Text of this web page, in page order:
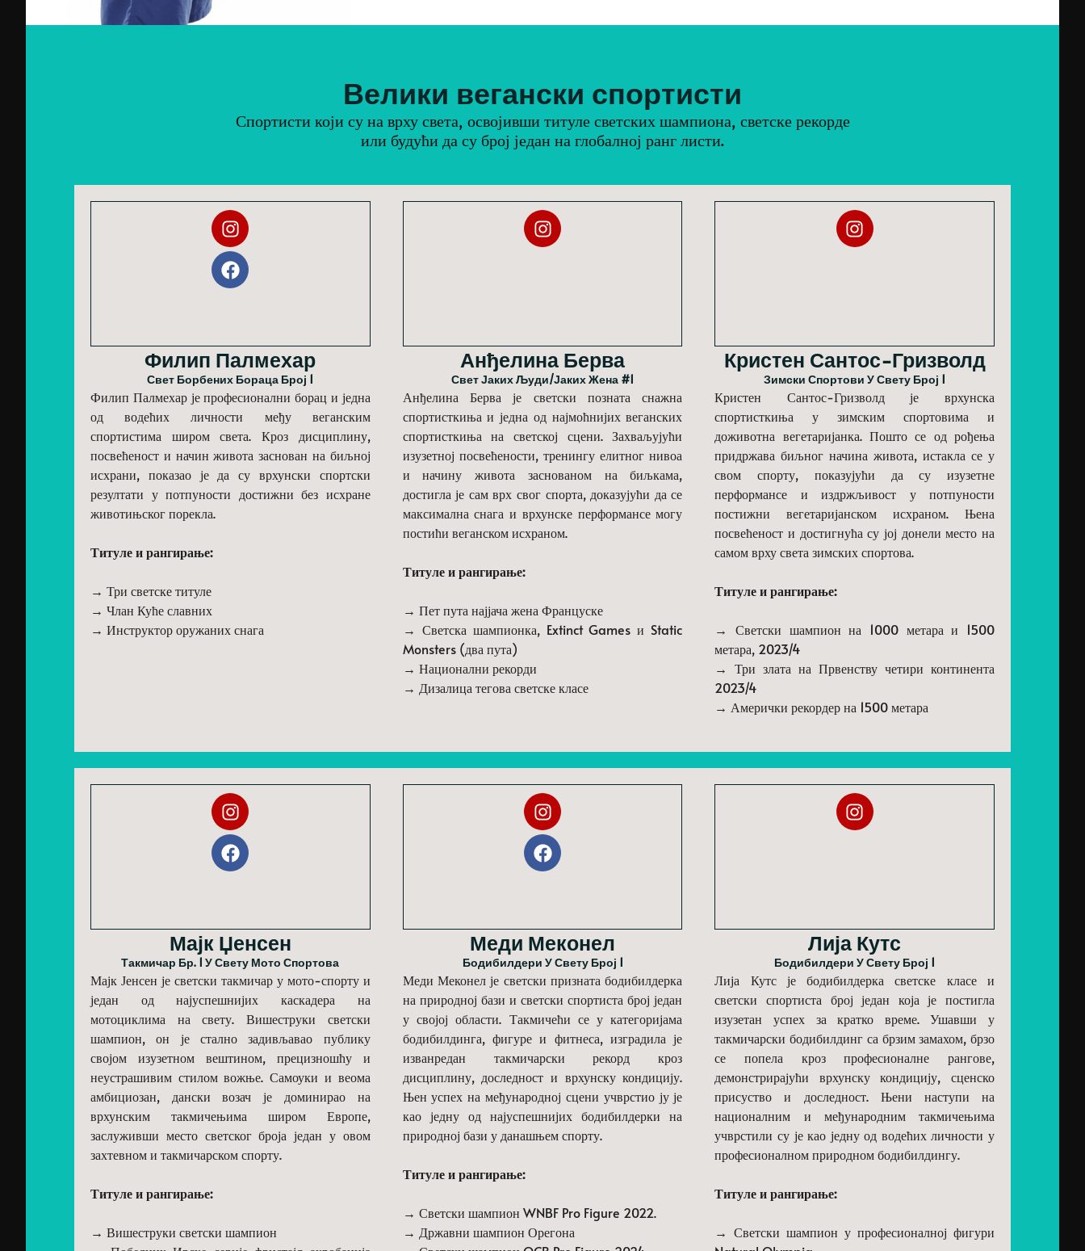
Велики вегански спортисти
Спортисти који су на врху света, освојивши титуле светских шампиона, светске рекорде
или будући да су број један на глобалној ранг листи.
Филип Палмехар
Свет Борбених Бораца Број 1
Филип Палмехар је професионални борац и једна
од водећих личности међу веганским
спортистима широм света. Кроз дисциплину,
посвећеност и начин живота заснован на биљној
исхрани, показао је да су врхунски спортски
резултати у потпуности достижни без исхране
животињског порекла.
Титуле и рангирање:
→ Три светске титуле
→ Члан Куће славних
→ Инструктор оружаних снага
Анђелина Берва
Свет Јаких Људи/јаких Жена #1
Анђелина Берва је светски позната снажна
спортисткиња и једна од најмоћнијих веганских
спортисткиња на светској сцени. Захваљујући
изузетној посвећености, тренингу елитног нивоа
и начину живота заснованом на биљкама,
достигла је сам врх свог спорта, доказујући да се
максимална снага и врхунске перформансе могу
постићи веганском исхраном.
Титуле и рангирање:
→ Пет пута најјача жена Француске
→ Светска шампионка, Extinct Games и Static
Monsters (два пута)
→ Национални рекорди
→ Дизалица тегова светске класе
Кристен Сантос-Гризволд
Зимски Спортови У Свету Број 1
Кристен Сантос-Гризволд је врхунска
спортисткиња у зимским спортовима и
доживотна вегетаријанка. Пошто се од рођења
придржава биљног начина живота, истакла се у
свом спорту, показујући да су изузетне
перформансе и издржљивост у потпуности
постижни вегетаријанском исхраном. Њена
посвећеност и достигнућа су јој донели место на
самом врху света зимских спортова.
Титуле и рангирање:
→ Светски шампион на 1000 метара и 1500
метара, 2023/4
→ Три злата на Првенству четири континента
2023/4
→ Амерички рекордер на 1500 метара
Мајк Џенсен
Такмичар Бр. 1 У Свету Мото Спортова
Мајк Јенсен је светски такмичар у мото-спорту и
један од најуспешнијих каскадера на
мотоциклима на свету. Вишеструки светски
шампион, он је стално задивљавао публику
својом изузетном вештином, прецизношћу и
неустрашивим стилом вожње. Самоуки и веома
амбициозан, дански возач је доминирао на
врхунским такмичењима широм Европе,
заслуживши место светског броја један у овом
захтевном и такмичарском спорту.
Титуле и рангирање:
→ Вишеструки светски шампион
Меди Меконел
Бодибилдери У Свету Број 1
Меди Меконел је светски призната бодибилдерка
на природној бази и светски спортиста број један
у својој области. Такмичећи се у категоријама
бодибилдинга, фигуре и фитнеса, изградила је
изванредан такмичарски рекорд кроз
дисциплину, доследност и врхунску кондицију.
Њен успех на међународној сцени учврстио ју је
као једну од најуспешнијих бодибилдерки на
природној бази у данашњем спорту.
Титуле и рангирање:
→ Светски шампион WNBF Pro Figure 2022.
→ Државни шампион Орегона
Лија Кутс
Бодибилдери У Свету Број 1
Лија Кутс је бодибилдерка светске класе и
светски спортиста број један која је постигла
изузетан успех за кратко време. Ушавши у
такмичарски бодибилдинг са брзим замахом, брзо
се попела кроз професионалне рангове,
демонстрирајући врхунску кондицију, сценско
присуство и доследност. Њени наступи на
националним и међународним такмичењима
учврстили су је као једну од водећих личности у
професионалном природном бодибилдингу.
Титуле и рангирање:
→ Светски шампион у професионалној фигури